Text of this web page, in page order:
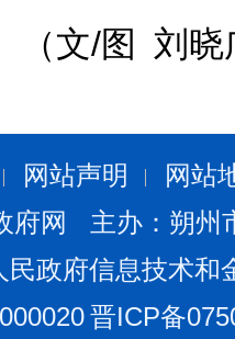
（文/图 刘
网站声明
网站
府网 主办：朔
民政府信息技术和
晋ICP备